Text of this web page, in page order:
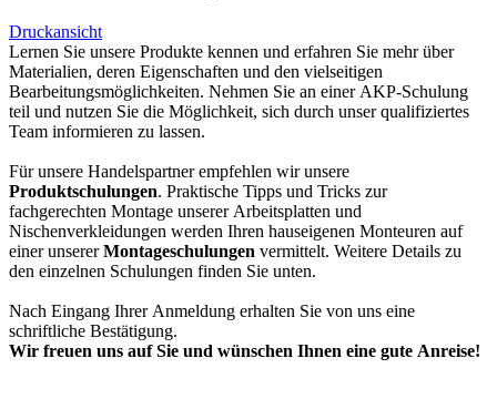
Druckansicht
Lernen Sie unsere Produkte kennen und erfahren Sie mehr über
Materialien, deren Eigenschaften und den vielseitigen
Bearbeitungsmöglichkeiten. Nehmen Sie an einer AKP-Schulung
teil und nutzen Sie die Möglichkeit, sich durch unser qualifiziertes
Team informieren zu lassen.
Für unsere Handelspartner empfehlen wir unsere
Produktschulungen. Praktische Tipps und Tricks zur
fachgerechten Montage unserer Arbeitsplatten und
Nischenverkleidungen werden Ihren hauseigenen Monteuren auf
einer unsererMontageschulungen vermittelt. Weitere Details zu
den einzelnen Schulungen finden Sie unten.
Nach Eingang Ihrer Anmeldung erhalten Sie von uns eine
schriftliche Bestätigung.
Wir freuen uns auf Sie und wünschen Ihnen eine gute Anreise!